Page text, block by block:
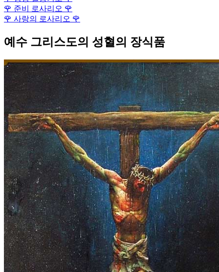
🌹 준비 로사리오 🌹
🌹 사랑의 로사리오 🌹
예수 그리스도의 성혈의 장식품